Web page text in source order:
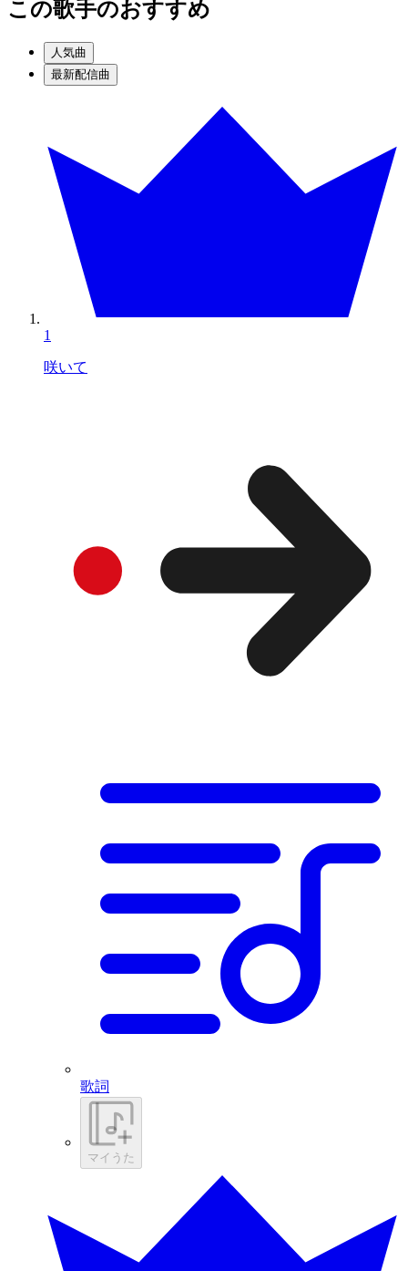
この歌手のおすすめ
人気曲
最新配信曲
1
咲いて
歌詞
マイうた